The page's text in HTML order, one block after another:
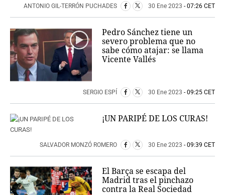
ANTONIO GIL-TERRÓN PUCHADES 30 Ene 2023 - 07:26 CET
Pedro Sánchez tiene un
severo problema que no
sabe cómo atajar: se llama
Vicente Vallés
SERGIO ESPÍ 30 Ene 2023 - 09:25 CET
¡UN PARIPÉ DE LOS CURAS!
SALVADOR MONZÓ ROMERO 30 Ene 2023 - 09:39 CET
El Barça se escapa del
Madrid tras el pinchazo
contra la Real Sociedad